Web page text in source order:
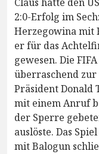
2:0-Erfolg im
Herzegowina mit
er für das
gewesen. Die
überraschend zur
Präsident Donald
mit einem Anruf
der Sperre
auslöste. Das
mit Balogun